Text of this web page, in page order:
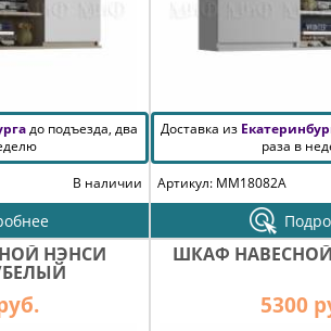
до подъезда, два
В наличии
Доставка из
раза в
Артикул: MM18082A
НЭНСИ ШКАФ
5300